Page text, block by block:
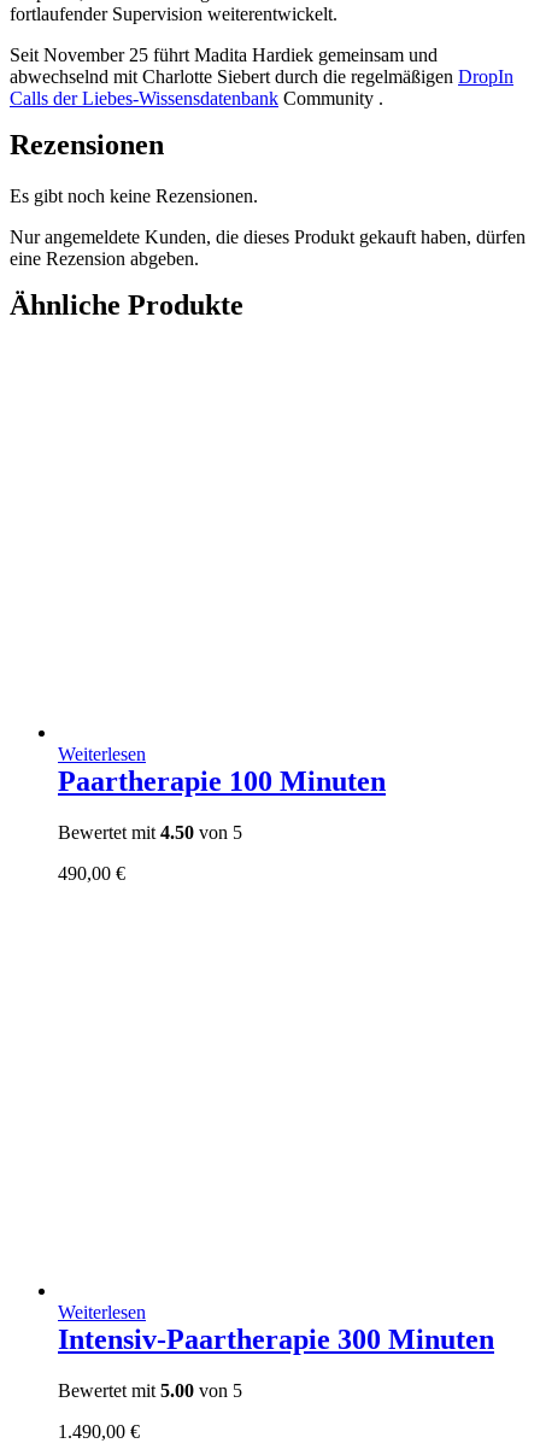
fortlaufender Supervision weiterentwickelt.
Seit November 25 führt Madita Hardiek gemeinsam und
abwechselnd mit Charlotte Siebert durch die regelmäßigen DropIn
Calls der Liebes-Wissensdatenbank Community .
Rezensionen
Es gibt noch keine Rezensionen.
Nur angemeldete Kunden, die dieses Produkt gekauft haben, dürfen
eine Rezension abgeben.
Ähnliche Produkte
Weiterlesen
Paartherapie 100 Minuten
Bewertet mit 4.50 von 5
490,00 €
Weiterlesen
Intensiv-Paartherapie 300 Minuten
Bewertet mit 5.00 von 5
1.490,00 €